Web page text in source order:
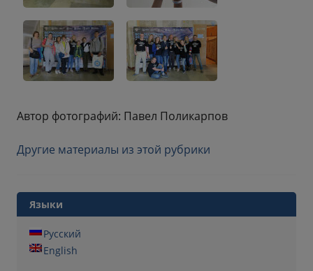
Автор фотографий: Павел Поликарпов
Другие материалы из этой рубрики
Языки
Русский
English